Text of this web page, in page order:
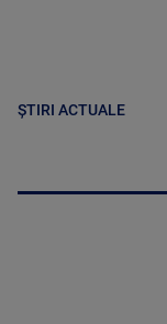
ȘTIRI ACTUALE